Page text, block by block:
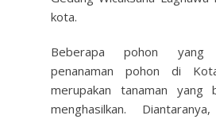
kota.
Beberapa pohon yang
penanaman pohon di
merupakan tanaman yang
menghasilkan.